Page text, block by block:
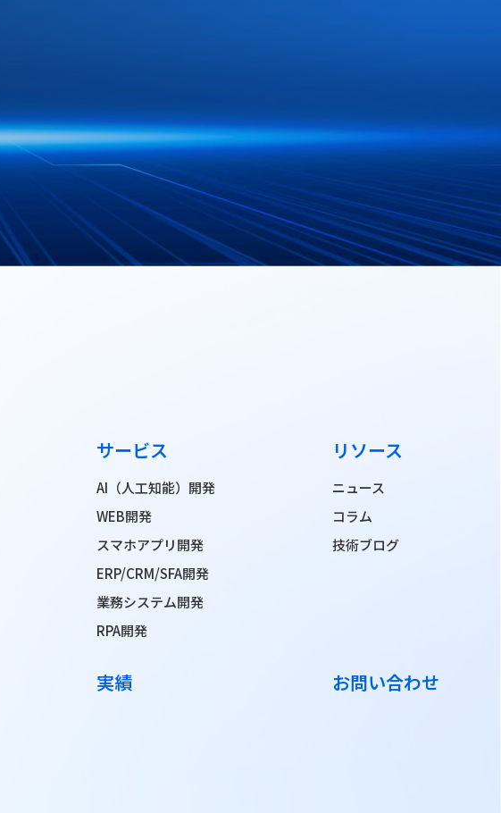
サービス
AI（人工知能）開発
WEB開発
スマホアプリ開発
ERP/CRM/SFA開発
業務システム開発
RPA開発
実績
リソース
ニュース
コラム
技術ブログ
お問い合わせ